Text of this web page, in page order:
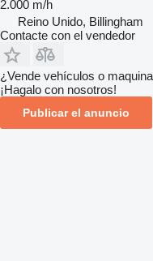
2.000 m/h
Reino Unido, Billingham
Contacte con el vendedor
¿Vende vehículos o
¡Hagalo con nosotros!
Publicar el anuncio